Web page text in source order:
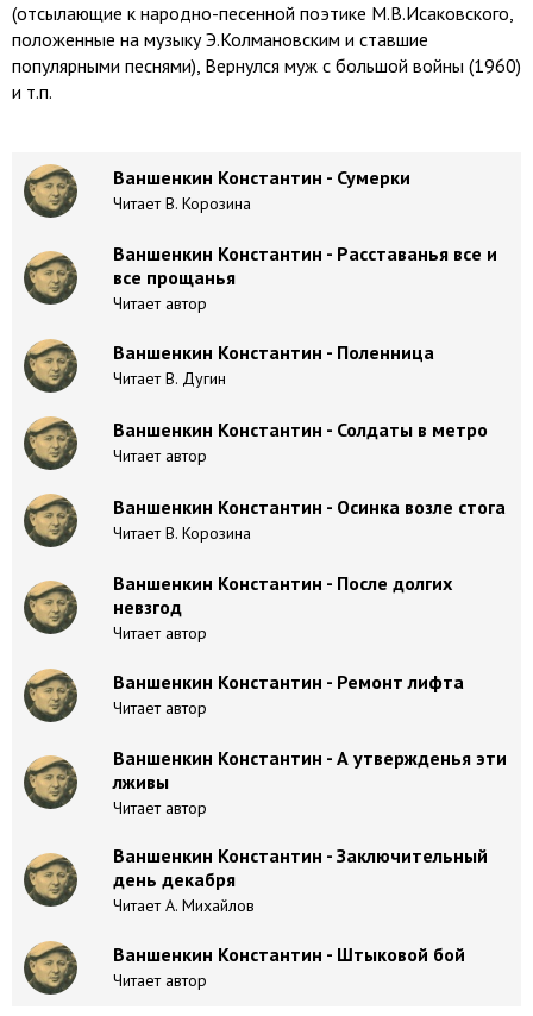
(отсылающие к народно-песенной поэтике М.В.Исаковского,
положенные на музыку Э.Колмановским и ставшие
популярными песнями), Вернулся муж с большой войны (1960)
и т.п.
Ваншенкин Константин - Сумерки
Читает В. Корозина
Ваншенкин Константин - Расставанья все и
все прощанья
Читает автор
Ваншенкин Константин - Поленница
Читает В. Дугин
Ваншенкин Константин - Солдаты в метро
Читает автор
Ваншенкин Константин - Осинка возле стога
Читает В. Корозина
Ваншенкин Константин - После долгих
невзгод
Читает автор
Ваншенкин Константин - Ремонт лифта
Читает автор
Ваншенкин Константин - А утвержденья эти
лживы
Читает автор
Ваншенкин Константин - Заключительный
день декабря
Читает А. Михайлов
Ваншенкин Константин - Штыковой бой
Читает автор